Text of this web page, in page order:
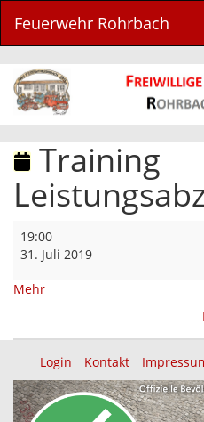
Feuerwehr Rohrbach
Training
Leistungsabzeichen
19:00
31. Juli 2019
Mehrüber
Login Kontakt